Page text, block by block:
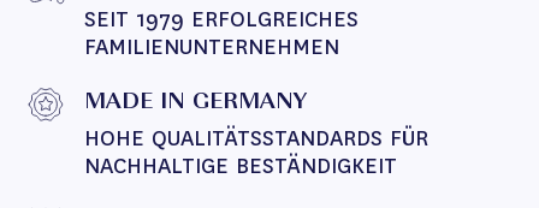
SEIT 1979 ERFOLGREICHES
FAMILIENUNTERNEHMEN
MADE IN GERMANY
HOHE QUALITÄTSSTANDARDS FÜR
NACHHALTIGE BESTÄNDIGKEIT